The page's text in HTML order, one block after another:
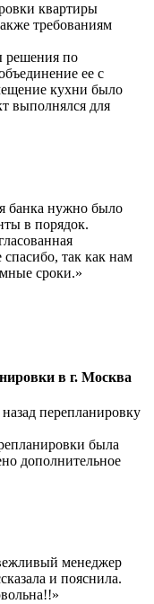
квартиры
требованиям
решения по
ее с
кухни было
выполнялся для
банка нужно было
в порядок.
так как нам
сроки.»
в г. Москва
перепланировку
была
дополнительное
менеджер
и пояснила.